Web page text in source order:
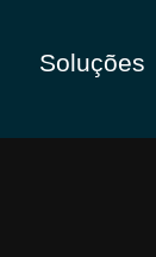
Soluções